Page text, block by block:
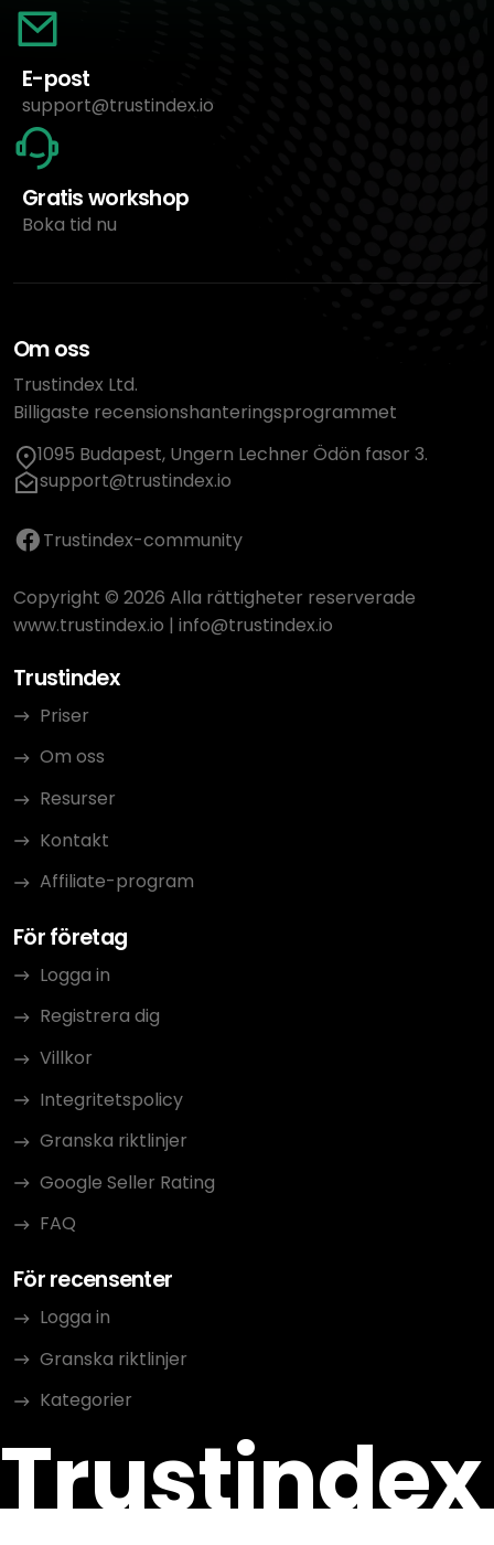
E-post
support@trustindex.io
Gratis workshop
Boka tid nu
Om oss
Trustindex Ltd.
Billigaste recensionshanteringsprogrammet
1095 Budapest, Ungern Lechner Ödön fasor 3.
support@trustindex.io
Trustindex-community
Copyright © 2026 Alla rättigheter reserverade
www.trustindex.io | info@trustindex.io
Trustindex
Priser
Om oss
Resurser
Kontakt
Affiliate-program
För företag
Logga in
Registrera dig
Villkor
Integritetspolicy
Granska riktlinjer
Google Seller Rating
FAQ
För recensenter
Logga in
Granska riktlinjer
Kategorier
Trustindex